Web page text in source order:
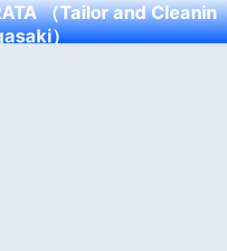
（Tailor and Cleanin
）